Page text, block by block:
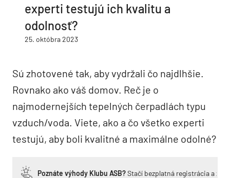
experti testujú ich kvalitu a
odolnosť?
25. októbra 2023
Sú zhotovené tak, aby vydržali čo najdlhšie.
Rovnako ako váš domov. Reč je o
najmodernejších tepelných čerpadlách typu
vzduch/voda. Viete, ako a čo všetko experti
testujú, aby boli kvalitné a maximálne odolné?
Poznáte výhody Klubu ASB?Stačí bezplatná registrácia a